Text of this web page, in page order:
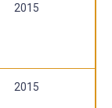
2015
2015